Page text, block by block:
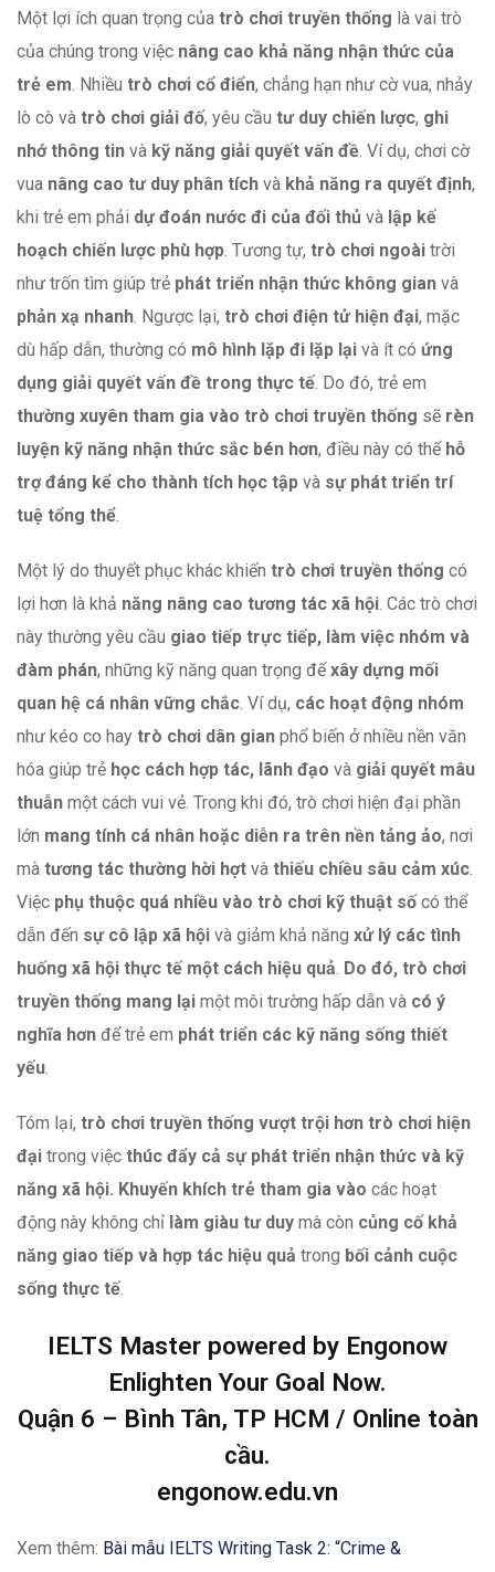
Một lợi ích quan trọng của trò chơi truyền thống là vai trò
của chúng trong việc nâng cao khả năng nhận thức của
trẻ em. Nhiều trò chơi cổ điển, chẳng hạn như cờ vua, nhảy
lò cò và trò chơi giải đố, yêu cầu tư duy chiến lược, ghi
nhớ thông tin và kỹ năng giải quyết vấn đề. Ví dụ, chơi cờ
vua nâng cao tư duy phân tích và khả năng ra quyết định,
khi trẻ em phải dự đoán nước đi của đối thủ và lập kế
hoạch chiến lược phù hợp. Tương tự, trò chơi ngoài trời
như trốn tìm giúp trẻ phát triển nhận thức không gian và
phản xạ nhanh. Ngược lại, trò chơi điện tử hiện đại, mặc
dù hấp dẫn, thường có mô hình lặp đi lặp lại và ít có ứng
dụng giải quyết vấn đề trong thực tế. Do đó, trẻ em
thường xuyên tham gia vào trò chơi truyền thống sẽ rèn
luyện kỹ năng nhận thức sắc bén hơn, điều này có thể hỗ
trợ đáng kể cho thành tích học tập và sự phát triển trí
tuệ tổng thể.
Một lý do thuyết phục khác khiến trò chơi truyền thống có
lợi hơn là khả năng nâng cao tương tác xã hội. Các trò chơi
này thường yêu cầu giao tiếp trực tiếp, làm việc nhóm và
đàm phán, những kỹ năng quan trọng đểxây dựng mối
quan hệ cá nhân vững chắc. Ví dụ, các hoạt động nhóm
như kéo co hay trò chơi dân gian phổ biến ở nhiều nền văn
hóa giúp trẻ học cách hợp tác, lãnh đạo và giải quyết mâu
thuẫn một cách vui vẻ. Trong khi đó, trò chơi hiện đại phần
lớn mang tính cá nhân hoặc diễn ra trên nền tảng ảo, nơi
mà tương tác thường hời hợt và thiếu chiều sâu cảm xúc.
Việc phụ thuộc quá nhiều vào trò chơi kỹ thuật số có thể
dẫn đến sự cô lập xã hội và giảm khả năng xử lý các tình
huống xã hội thực tế một cách hiệu quả. Do đó, trò chơi
truyền thống mang lại một môi trường hấp dẫn và có ý
nghĩa hơn để trẻ em phát triển các kỹ năng sống thiết
yếu.
Tóm lại, trò chơi truyền thống vượt trội hơn trò chơi hiện
đại trong việc thúc đẩy cả sự phát triển nhận thức và kỹ
năng xã hội. Khuyến khích trẻ tham gia vào các hoạt
động này không chỉ làm giàu tư duy mà còn củng cố khả
năng giao tiếp và hợp tác hiệu quả trong bối cảnh cuộc
sống thực tế.
IELTS Master powered by Engonow
Enlighten Your Goal Now.
Quận 6 – Bình Tân, TP HCM / Online toàn
cầu.
engonow.edu.vn
Xem thêm: Bài mẫu IELTS Writing Task 2: “Crime &